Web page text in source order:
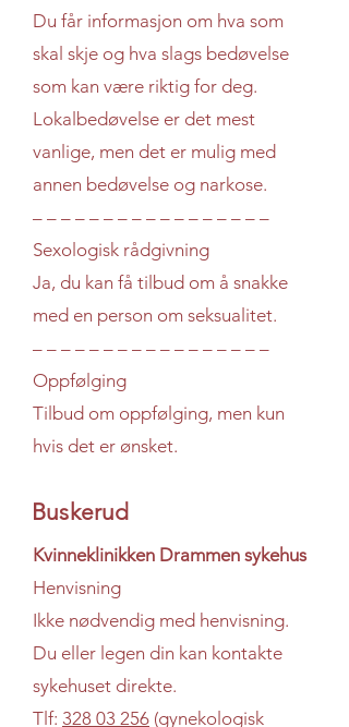
Du får informasjon om hva som
skal skje og hva slags bedøvelse
som kan være riktig for deg.
Lokalbedøvelse er det mest
vanlige, men det er mulig med
annen bedøvelse og narkose.
– – – – – – – – – – – – – – – – –
Sexologisk rådgivning
Ja, du kan få tilbud om å snakke
med en person om seksualitet.
– – – – – – – – – – – – – – – – –
Oppfølging
Tilbud om oppfølging, men kun
hvis det er ønsket.
Buskerud
Kvinneklinikken Drammen sykehus
Henvisning
Ikke nødvendig med henvisning.
Du eller legen din kan kontakte
sykehuset direkte.
Tlf: 328 03 256 (gynekologisk